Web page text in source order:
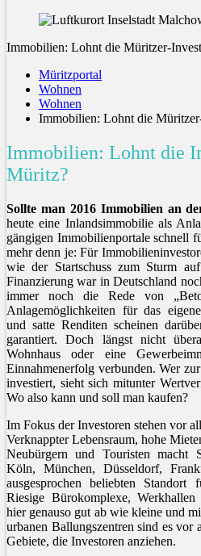
Immobilien: Lohnt die Müritzer-
Müritzportal
Wohnen
Wohnen
Immobilien: Lohnt die
Immobilien: Lohnt die
Müritz?
Sollte man 2016 Immobilien an
heute eine Inlandsimmobilie als
gängigen Immobilienportale schnell
mehr denn je: Für
wie der Startschuss zum Sturm
Finanzierung war in Deutschland
immer noch die Rede von
Anlagemöglichkeiten für das
und satte Renditen scheinen
garantiert. Doch längst nicht
Wohnhaus oder eine
Einnahmenerfolg verbunden. Wer
investiert, sieht sich mitunter
Wo also kann und soll man kaufen?
Im Fokus der Investoren stehen vor
Verknappter Lebensraum, hohe
Neubürgern und Touristen macht
Köln, München, Düsseldorf,
ausgesprochen beliebten Standort
Riesige Bürokomplexe,
hier genauso gut ab wie kleine und
urbanen Ballungszentren sind es vor
Gebiete, die Investoren anziehen.